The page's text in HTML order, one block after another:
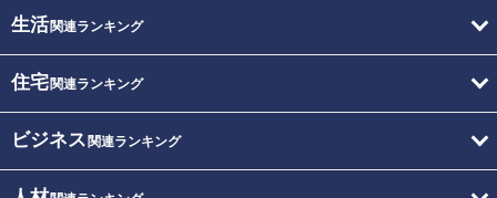
生活関連ランキング
住宅関連ランキング
ビジネス 関連ランキング